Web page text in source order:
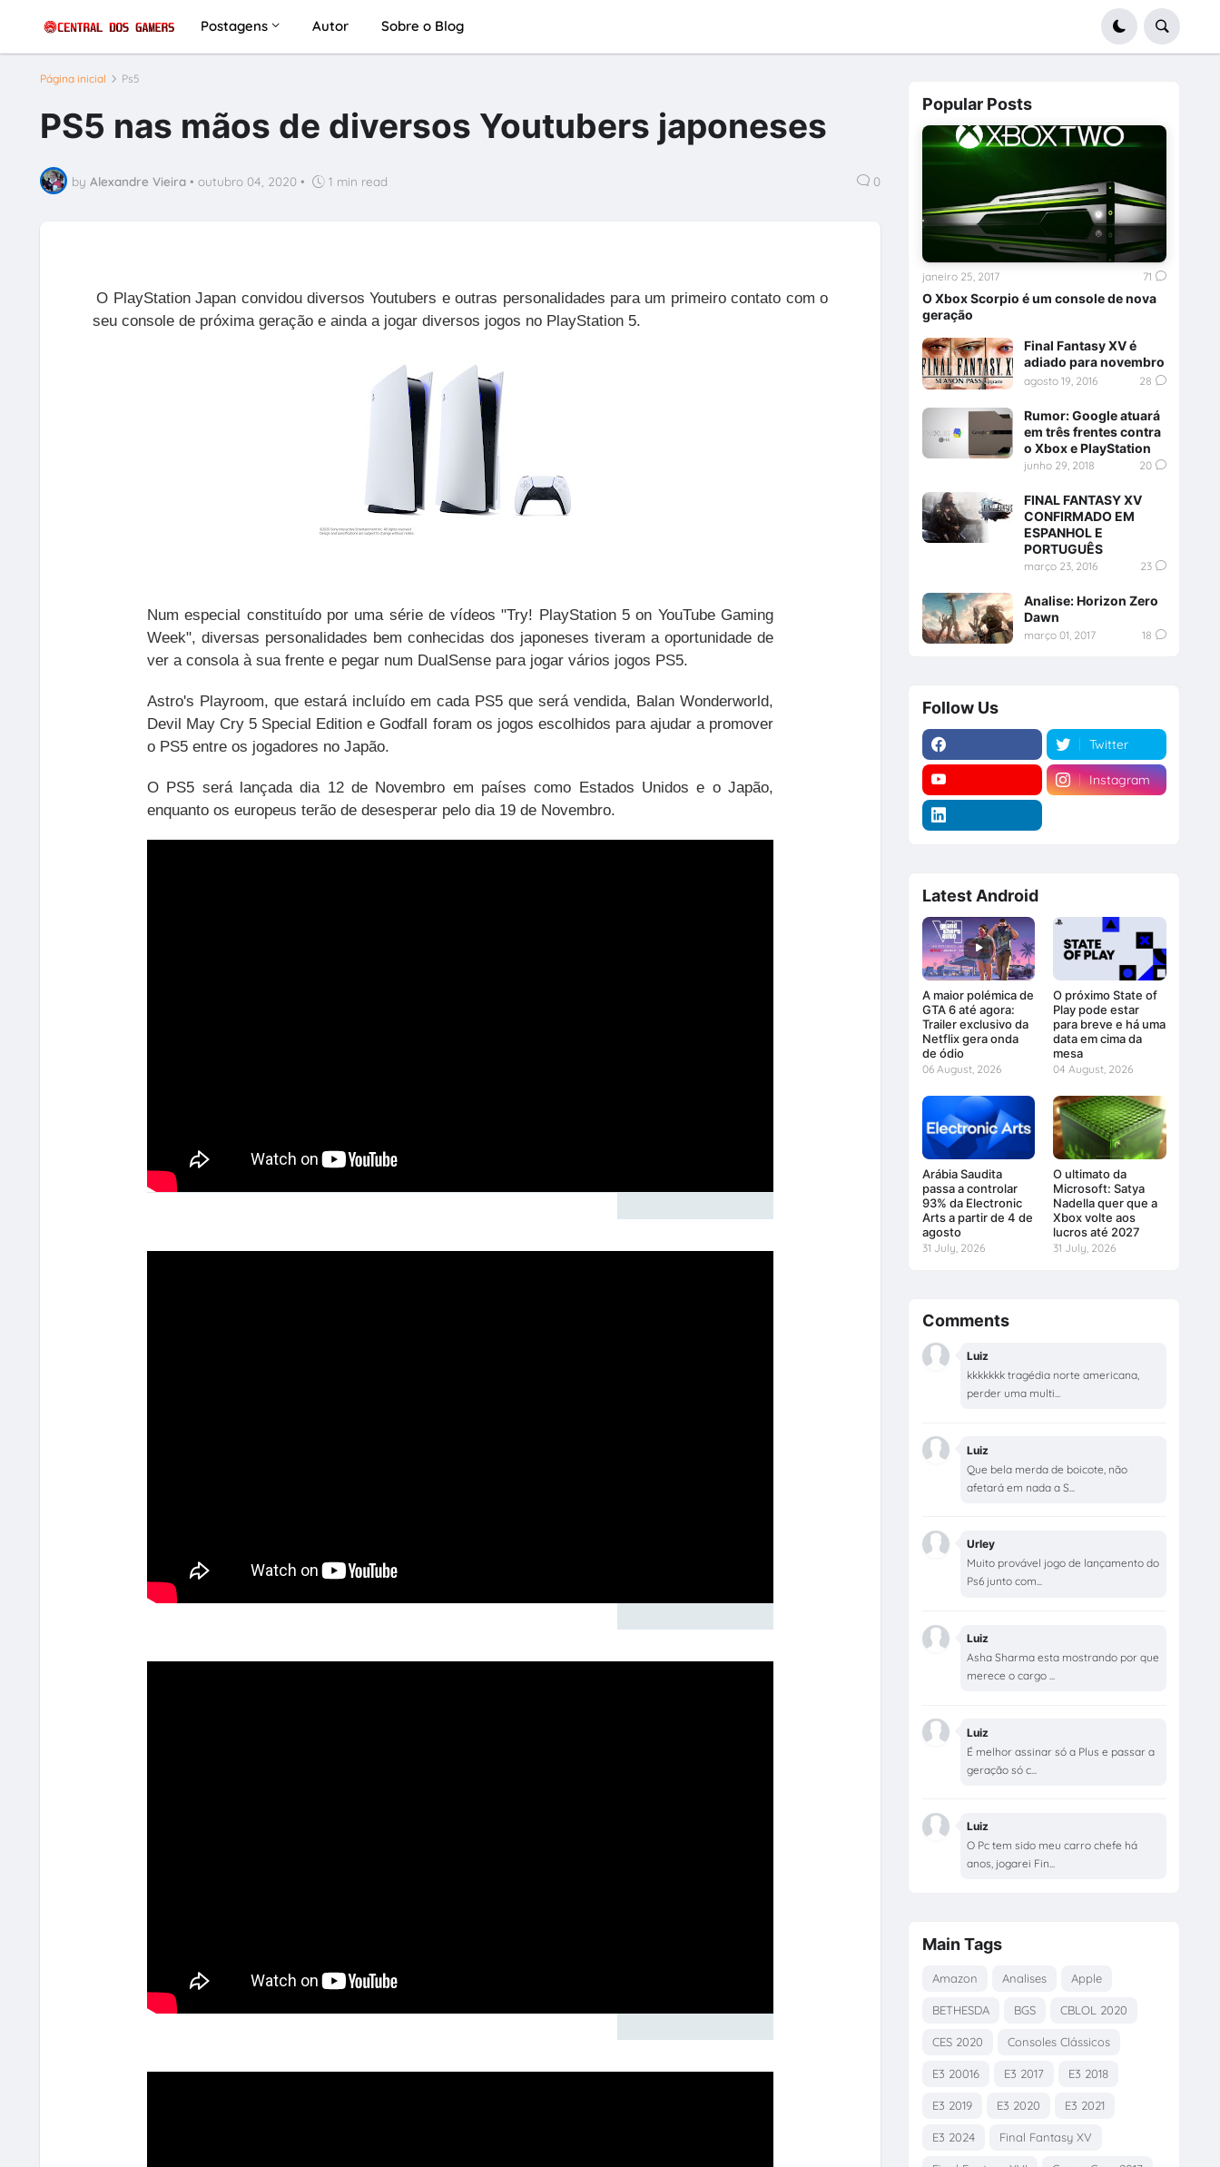
Postagens Autor Sobre o Blog
Página inicial Ps5
PS5 nas mãos de diversos Youtubers japoneses
by Alexandre Vieira • outubro 04, 2020 • 1 min read 0
O PlayStation Japan convidou diversos Youtubers e outras personalidades para um primeiro contato com o
seu console de próxima geração e ainda a jogar diversos jogos no PlayStation 5.
Num especial constituído por uma série de vídeos "Try! PlayStation 5 on YouTube Gaming
Week", diversas personalidades bem conhecidas dos japoneses tiveram a oportunidade de
ver a consola à sua frente e pegar num DualSense para jogar vários jogos PS5.
Astro's Playroom, que estará incluído em cada PS5 que será vendida, Balan Wonderworld,
Devil May Cry 5 Special Edition e Godfall foram os jogos escolhidos para ajudar a promover
o PS5 entre os jogadores no Japão.
O PS5 será lançada dia 12 de Novembro em países como Estados Unidos e o Japão,
enquanto os europeus terão de desesperar pelo dia 19 de Novembro.
Popular Posts
O Xbox Scorpio é um console de nova
geração
janeiro 25, 2017 71
Final Fantasy XV é
adiado para novembro
agosto 19, 2016 28
Rumor: Google atuará
em três frentes contra
o Xbox e PlayStation
junho 29, 2018 20
FINAL FANTASY XV
CONFIRMADO EM
ESPANHOL E
PORTUGUÊS
março 23, 2016 23
Analise: Horizon Zero
Dawn
março 01, 2017 18
Follow Us
Twitter
Instagram
Latest Android
A maior polémica de
GTA 6 até agora:
Trailer exclusivo da
Netflix gera onda
de ódio
06 August, 2026
O próximo State of
Play pode estar
para breve e há uma
data em cima da
mesa
04 August, 2026
Arábia Saudita
passa a controlar
93% da Electronic
Arts a partir de 4 de
agosto
31 July, 2026
O ultimato da
Microsoft: Satya
Nadella quer que a
Xbox volte aos
lucros até 2027
31 July, 2026
Comments
Luiz
kkkkkkk tragédia norte americana,
perder uma multi...
Luiz
Que bela merda de boicote, não
afetará em nada a S...
Urley
Muito provável jogo de lançamento do
Ps6 junto com...
Luiz
Asha Sharma esta mostrando por que
merece o cargo ...
Luiz
É melhor assinar só a Plus e passar a
geração só c...
Luiz
O Pc tem sido meu carro chefe há
anos, jogarei Fin...
Main Tags
Amazon Analises Apple
BETHESDA BGS CBLOL 2020
CES 2020 Consoles Clássicos
E3 20016 E3 2017 E3 2018
E3 2019 E3 2020 E3 2021
E3 2024 Final Fantasy XV